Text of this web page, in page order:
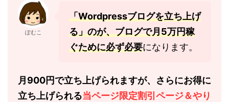
ぽむこ
「Wordpressブログを立ち上げ
る」のが、ブログで月5万円稼
ぐために必ず必要になります。
月900円で立ち上げられますが、さらにお得に
立ち上げられる当ページ限定割引ページ＆やり